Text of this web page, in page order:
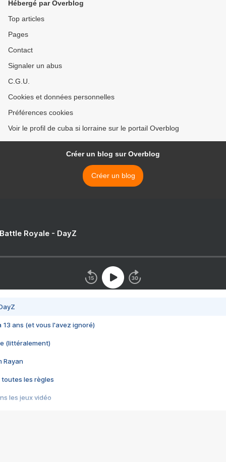
Hébergé par Overblog
Top articles
Pages
Contact
Signaler un abus
C.G.U.
Cookies et données personnelles
Préférences cookies
Voir le profil de cuba si lorraine sur le portail Overblog
Créer un blog sur Overblog
Créer un blog
Royale - DayZ
13 ans (et vous l'avez ignoré)
(littéralement)
Rayan
toutes les règles
les jeux vidéo